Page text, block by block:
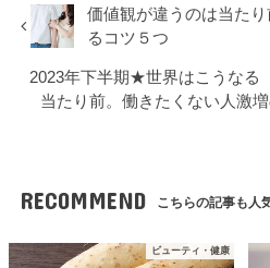
価値観が違うのは当た
るコツ５つ
2023年下半期★世界はこうなる
当たり前。働きたくない人激
RECOMMEND こちらの記事も人
ビューティ・健康